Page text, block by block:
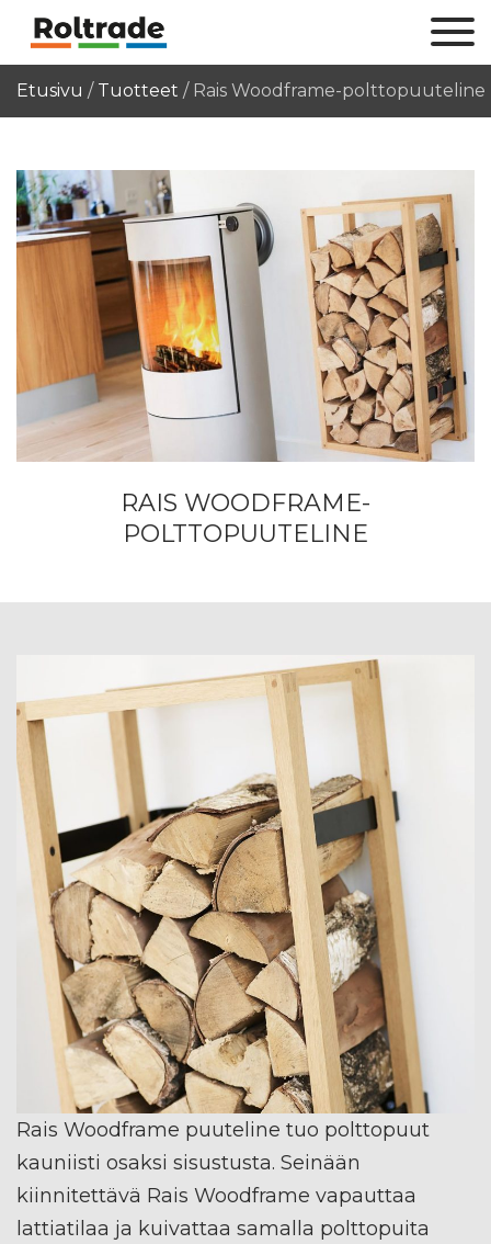
Etusivu / Tuotteet / Rais Woodframe-polttopuuteline
RAIS WOODFRAME-
POLTTOPUUTELINE
Rais Woodframe puuteline tuo polttopuut
kauniisti osaksi sisustusta. Seinään
kiinnitettävä Rais Woodframe vapauttaa
lattiatilaa ja kuivattaa samalla polttopuita